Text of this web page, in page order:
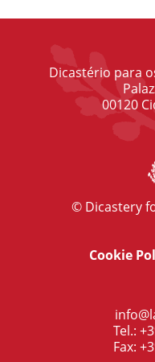
Dicastério para
00120
© Dicastery
Cookie
Tel.:
Fax: